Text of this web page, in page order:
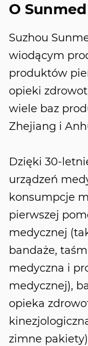
O Sunmed
Suzhou
wiodącym
produktów
opieki
wiele baz
Zhejiang i
Dzięki 30-
urządzeń
konsumpcje
pierwszej
medycznej
bandaże,
medyczna i
medycznej),
opieka
zimne